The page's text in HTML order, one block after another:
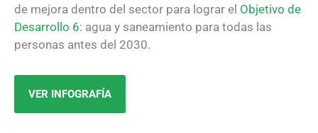
de mejora dentro del sector para lograr el Objetivo de
Desarrollo 6: agua y saneamiento para todas las
personas antes del 2030.
VER INFOGRAFÍA